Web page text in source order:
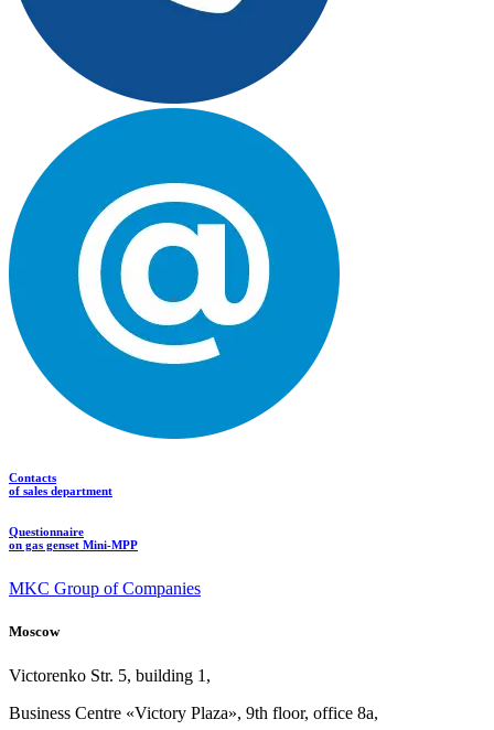
Contacts
of sales department
Questionnaire
on gas genset Mini-MPP
MKC Group of Companies
Moscow
Victorenko Str. 5, building 1,
Business Centre «Victory Plaza», 9th floor, office 8a,